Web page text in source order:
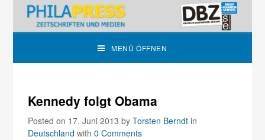
MENÜ ÖFFNEN
Kennedy folgt Obama
Posted on 17. Juni 2013byTorsten Berndt in
Deutschland with0 Comments